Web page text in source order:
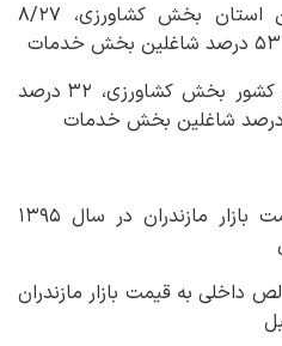
اشتغال ۳/۱۹ درصد شاغلین استان بخش کشاورزی، ۸/۲۷
اشتغال ۸/۱۷ درصد شاغلین کشور بخش کشاورزی، ۳۲ درصد
تولید ناخالص داخلی به قیمت بازار مازندران در سال ۱۳۹۵
داخلی به قیمت بازار مازندران